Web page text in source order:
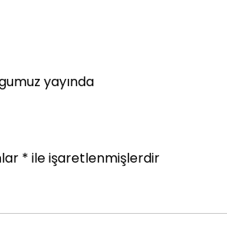
yayında
* ile işaretlenmişlerdir